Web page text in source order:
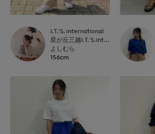
I.T.'S. international
星が丘三越I.T.'S.international
よしむら
156cm